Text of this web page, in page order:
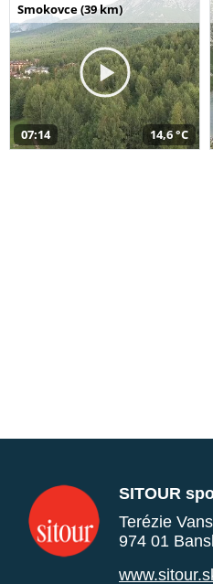
Smokovce (39 km)
07:14 14,6 °C
SITOUR
Terézie
974 01